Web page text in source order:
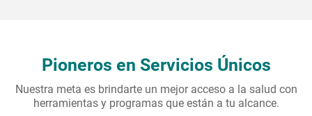
Pioneros en Servicios Únicos
Nuestra meta es brindarte un mejor acceso a la salud con
herramientas y programas que están a tu alcance.